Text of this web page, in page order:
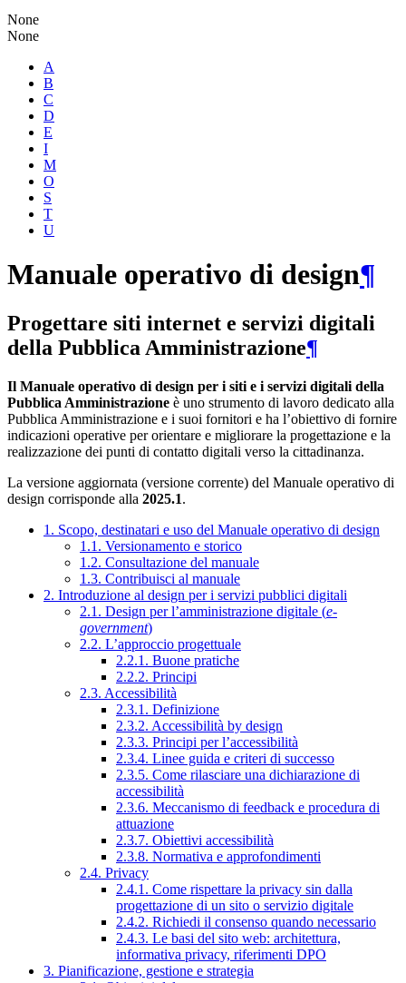
None
None
A
B
C
D
E
I
M
O
S
T
U
Manuale operativo di design¶
Progettare siti internet e servizi digitali
della Pubblica Amministrazione¶
Il Manuale operativo di design per i siti e i servizi digitali della
Pubblica Amministrazione è uno strumento di lavoro dedicato alla
Pubblica Amministrazione e i suoi fornitori e ha l’obiettivo di fornire
indicazioni operative per orientare e migliorare la progettazione e la
realizzazione dei punti di contatto digitali verso la cittadinanza.
La versione aggiornata (versione corrente) del Manuale operativo di
design corrisponde alla 2025.1.
1. Scopo, destinatari e uso del Manuale operativo di design
1.1. Versionamento e storico
1.2. Consultazione del manuale
1.3. Contribuisci al manuale
2. Introduzione al design per i servizi pubblici digitali
2.1. Design per l’amministrazione digitale (e-
government)
2.2. L’approccio progettuale
2.2.1. Buone pratiche
2.2.2. Principi
2.3. Accessibilità
2.3.1. Definizione
2.3.2. Accessibilità by design
2.3.3. Principi per l’accessibilità
2.3.4. Linee guida e criteri di successo
2.3.5. Come rilasciare una dichiarazione di
accessibilità
2.3.6. Meccanismo di feedback e procedura di
attuazione
2.3.7. Obiettivi accessibilità
2.3.8. Normativa e approfondimenti
2.4. Privacy
2.4.1. Come rispettare la privacy sin dalla
progettazione di un sito o servizio digitale
2.4.2. Richiedi il consenso quando necessario
2.4.3. Le basi del sito web: architettura,
informativa privacy, riferimenti DPO
3. Pianificazione, gestione e strategia